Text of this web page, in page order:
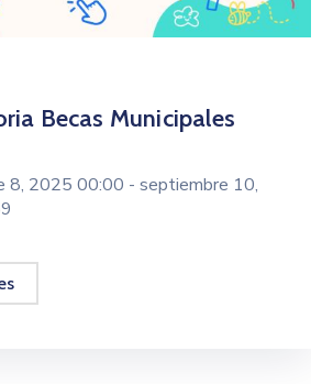
Becas Municipales
8, 2025 00:00 - septiembre 10,